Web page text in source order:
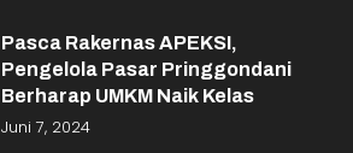
Pasca Rakernas APEKSI,
Pengelola Pasar Pringgondani
Berharap UMKM Naik Kelas
Juni 7, 2024